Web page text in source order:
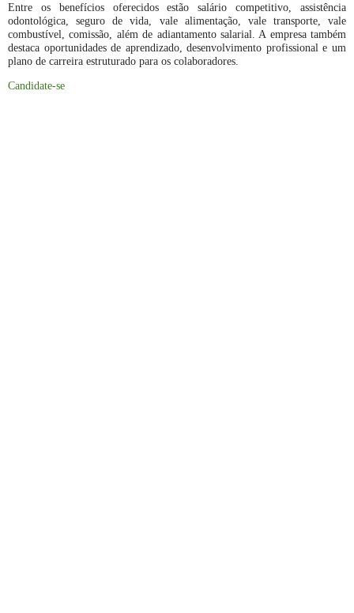
Entre os benefícios oferecidos estão salário competitivo, assistência
odontológica, seguro de vida, vale alimentação, vale transporte, vale
combustível, comissão, além de adiantamento salarial. A empresa também
destaca oportunidades de aprendizado, desenvolvimento profissional e um
plano de carreira estruturado para os colaboradores.
Candidate-se